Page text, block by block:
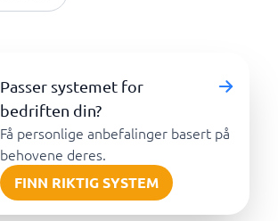
Passer systemet for
bedriften din?
Få personlige anbefalinger basert på
behovene deres.
FINN RIKTIG SYSTEM